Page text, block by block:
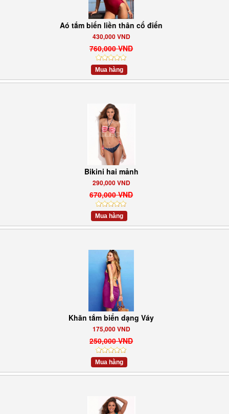
Aó tắm biển liền thân cổ điển
430,000 VND
760,000 VND
Mua hàng
Bikini hai mảnh
290,000 VND
670,000 VND
Mua hàng
Khăn tắm biển dạng Váy
175,000 VND
250,000 VND
Mua hàng